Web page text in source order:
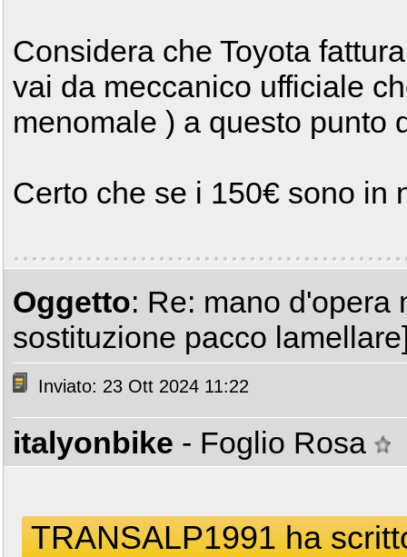
Considera che Toyota
vai da meccanico ufficiale
menomale ) a questo punto
Certo che se i 150€ sono in
Oggetto: Re: mano d'opera
sostituzione pacco
Inviato: 23 Ott 2024 11:22
italyonbike - Foglio Rosa
TRANSALP1991 ha